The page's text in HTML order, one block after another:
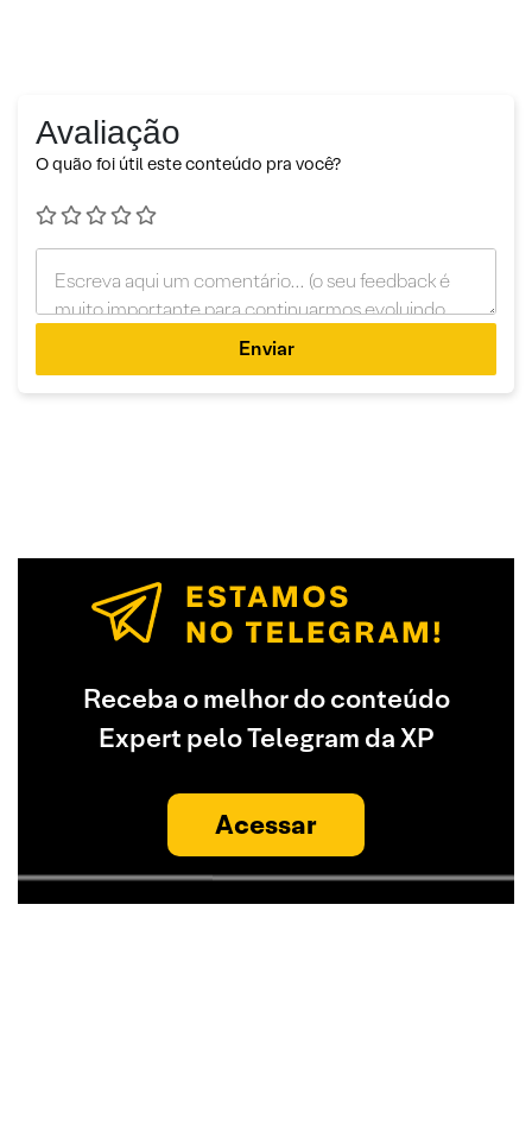
Avaliação
O quão foi útil este conteúdo pra você?
Enviar
Receba o melhor do conteúdo
Expert pelo Telegram da XP
Acessar